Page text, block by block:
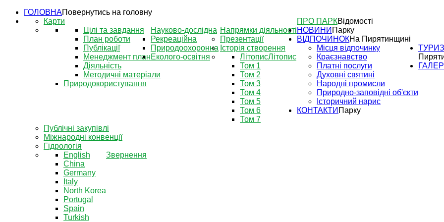
ГОЛОВНАПовернутись на головну
ПРО ПАРКВідомості
Карти
Напрямки діяльності
Науково-дослідна
Цілі та завдання
План роботи
Публікації
Менеджмент план
Рекреаційна
Природоохоронна
Еколого-освітня
Діяльність
Методичні матеріали
Природокористування
Презентації
Історія створення
Літопис
Літопис
Том 1
Том 2
Том 3
Том 4
Том 5
Том 6
Том 7
Публічні закупівлі
Міжнародні конвенції
Гідрологія
Звернення
English
China
Germany
Italy
North Korea
Portugal
Spain
Turkish
НОВИНИ Парку
ВІДПОЧИНОКНа Пирятинщині
Місця відпочинку
Краєзнавство
Платні послуги
Духовні святині
Народні промисли
Природно-заповідні об'єкти
Історичний нарис
КОНТАКТИ Парку